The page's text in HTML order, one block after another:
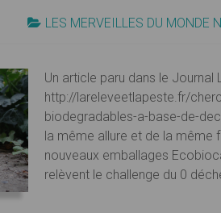
LES MERVEILLES DU MONDE
Un article paru dans le Journal
http://lareleveetlapeste.fr/
biodegradables-a-base-de-
la même allure et de la même
nouveaux emballages
relèvent le challenge du 0